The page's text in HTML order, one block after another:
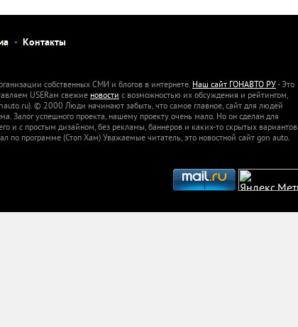
Контакты
собственных СМИ и блогов в интернете. Наш сайт ГОНАВТО РУ- Это
USERам свежие новости с возможностью их обсуждения и рейтингом,
© 2000 Люди начинают забыть, что самое главное, сайт для людей
успешного проекта, нашему проекту очень мало. Но он сделан для
с простым дизайном, без рекламы, баннеров и каких-то скрытых вариантов
по программе (Стоп Хам) Уважаемые читатель, это новостной сайт gon auto.